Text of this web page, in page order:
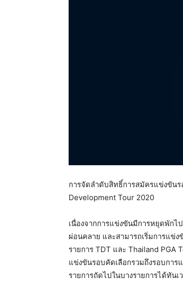
การจัดลำดับสิทธิ์การสมัครแข่งขัน
Development Tour 2020
เนื่องจากการแข่งขันมีการหยุดพัก
ผ่อนคลาย และสามารถเริ่มการแข่
รายการ TDT และ Thailand PGA
แข่งขันรอบคัดเลือกรวมถึงรอบการ
รายการถัดไปในบางรายการได้ทันเ